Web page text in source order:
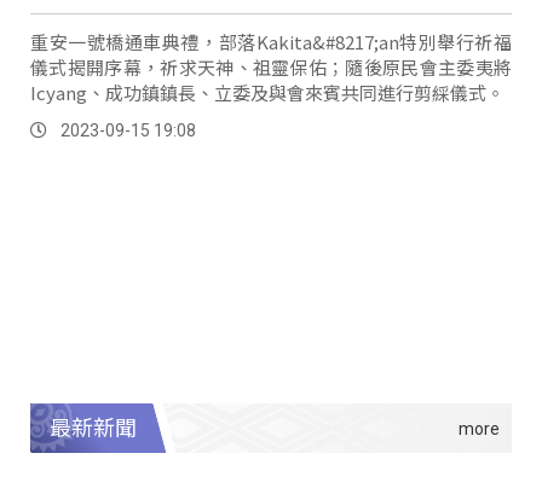
重安一號橋通車典禮，部落Kakita&#8217;an特別舉行祈福
儀式揭開序幕，祈求天神、祖靈保佑；隨後原民會主委夷將
Icyang、成功鎮鎮長、立委及與會來賓共同進行剪綵儀式。
2023-09-15 19:08
最新新聞